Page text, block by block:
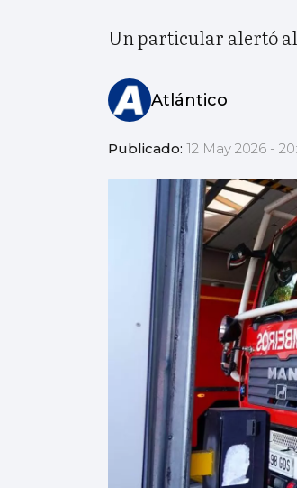
Un particular alertó al
Atlántico
Publicado: 12 May 2026 -